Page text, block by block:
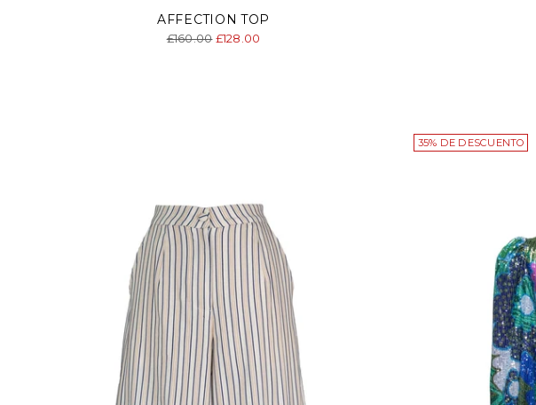
AFFECTION TOP
Precio
£160.00 £128.00
35% DE DESCUENTO